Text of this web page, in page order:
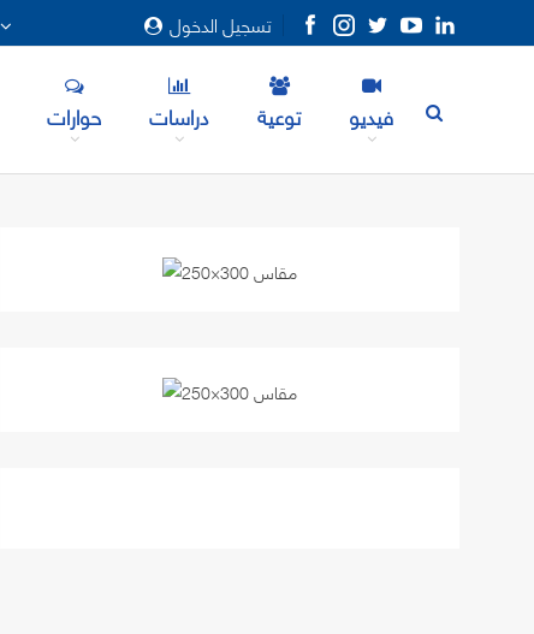
تسجيل الدخول
حوارات دراسات توعية فيديو